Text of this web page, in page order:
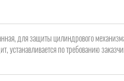
для защиты цилиндрового
устанавливается по требованию